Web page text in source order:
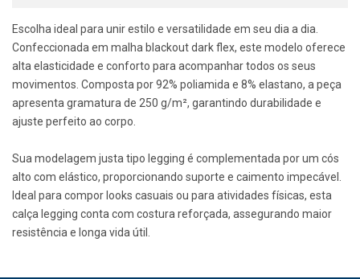
Escolha ideal para unir estilo e versatilidade em seu dia a dia.
Confeccionada em malha blackout dark flex, este modelo oferece
alta elasticidade e conforto para acompanhar todos os seus
movimentos. Composta por 92% poliamida e 8% elastano, a peça
apresenta gramatura de 250 g/m², garantindo durabilidade e
ajuste perfeito ao corpo.
Sua modelagem justa tipo legging é complementada por um cós
alto com elástico, proporcionando suporte e caimento impecável.
Ideal para compor looks casuais ou para atividades físicas, esta
calça legging conta com costura reforçada, assegurando maior
resistência e longa vida útil.